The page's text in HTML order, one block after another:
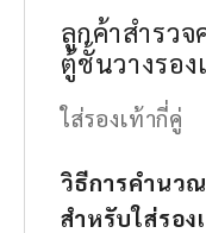
ลูกค้าสำรวจ
ตู้ชั้นวางรอ
ใส่รองเท้ากี่คู่
วิธีการคำนว
สำหรับใส่รอง